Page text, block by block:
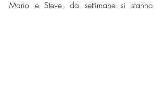
Mario e Steve, da settimane si stanno